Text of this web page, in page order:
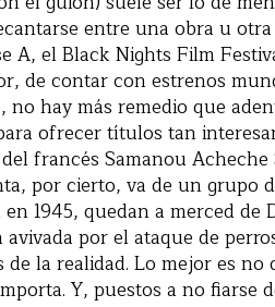
entre una obra u
A, el Black Nights Film
de contar con estrenos
no hay más remedio que
ofrecer títulos tan
francés Samanou
por cierto, va de un grupo
1945, quedan a merced
por el ataque de
de la realidad. Lo mejor es
Y, puestos a no fiarse